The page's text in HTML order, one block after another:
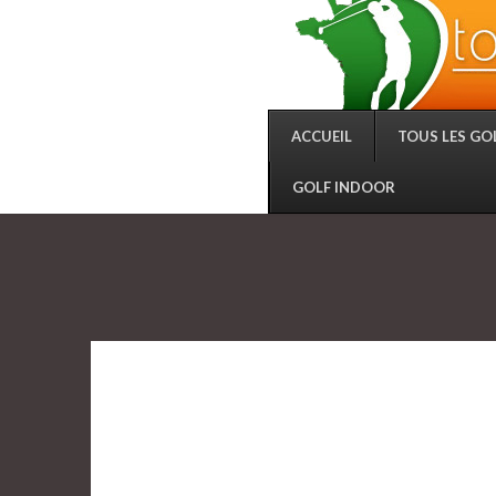
ACCUEIL TOUS LES
GOLF INDOOR